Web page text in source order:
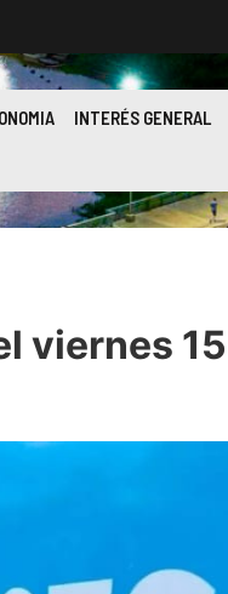
INTERÉS GENERAL
viernes 15